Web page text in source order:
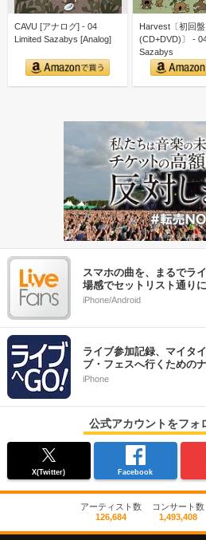
CAVU [アナログ] - 04
Limited Sazabys [Analog]
Harvest〔初回盤
(CD+DVD)〕 -
Sazabys
スマホの曲を、まるでラ
場感でセットリスト通り
iPhone/Android
ライブ参加記録、マイタ
ブ・フェスへ行くための
iPhone
公式アカウントをフォ
X(Twitter) Facebook
アーティスト数
126,684
コンサート数
1,493,408